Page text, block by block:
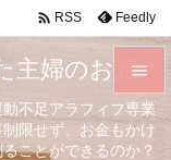
主婦のお話
不足アラフィフ専業
限せず、お金もかけ
ことができるのか？


メニュ
 RSS Feedly